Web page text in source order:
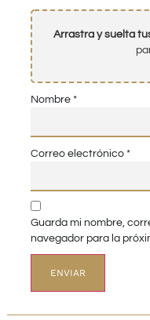
Arrastra y suelta
Nombre *
Correo electrónico *
Guarda mi nombre,
navegador para la